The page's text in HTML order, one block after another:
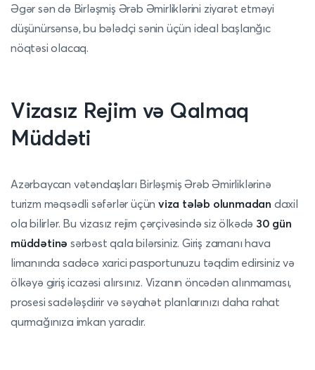
Əgər sən də Birləşmiş Ərəb Əmirliklərini ziyarət etməyi
düşünürsənsə, bu bələdçi sənin üçün ideal başlanğıc
nöqtəsi olacaq.
Vizasız Rejim və Qalmaq
Müddəti
Azərbaycan vətəndaşları Birləşmiş Ərəb Əmirliklərinə
turizm məqsədli səfərlər üçünviza tələb olunmadan daxil
ola bilirlər. Bu vizasız rejim çərçivəsində siz ölkədə 30 gün
müddətinə sərbəst qala bilərsiniz. Giriş zamanı hava
limanında sadəcə xarici pasportunuzu təqdim edirsiniz və
ölkəyə giriş icazəsi alırsınız. Vizanın öncədən alınmaması,
prosesi sadələşdirir və səyahət planlarınızı daha rahat
qurmağınıza imkan yaradır.